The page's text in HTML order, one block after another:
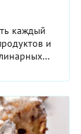
каждый
и